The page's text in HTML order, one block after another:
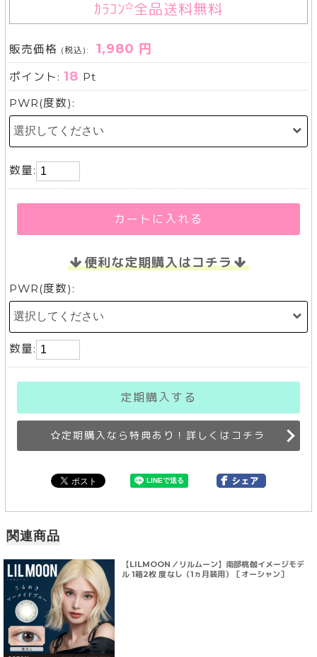
ｶﾗｺﾝ 全品送料無料
販売価格 (税込): 1,980 円
ポイント:18 Pt
PWR(度数):
数量:
カートに入れる
便利な定期購入はコチラ
PWR(度数):
数量:
定期購入する
定期購入なら特典あり！詳しくはコチラ
関連商品
【LILMOON／リルムーン】南部桃伽イメージモデ
ル 1箱2枚 度なし（1ヵ月装用）［オーシャン］